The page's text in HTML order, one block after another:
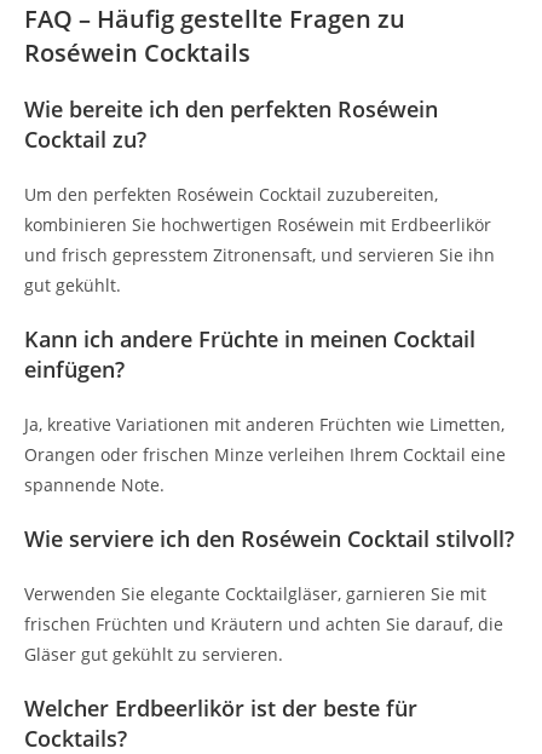
FAQ – Häufig gestellte Fragen zu
Roséwein Cocktails
Wie bereite ich den perfekten Roséwein
Cocktail zu?
Um den perfekten Roséwein Cocktail zuzubereiten,
kombinieren Sie hochwertigen Roséwein mit Erdbeerlikör
und frisch gepresstem Zitronensaft, und servieren Sie ihn
gut gekühlt.
Kann ich andere Früchte in meinen Cocktail
einfügen?
Ja, kreative Variationen mit anderen Früchten wie Limetten,
Orangen oder frischen Minze verleihen Ihrem Cocktail eine
spannende Note.
Wie serviere ich den Roséwein Cocktail stilvoll?
Verwenden Sie elegante Cocktailgläser, garnieren Sie mit
frischen Früchten und Kräutern und achten Sie darauf, die
Gläser gut gekühlt zu servieren.
Welcher Erdbeerlikör ist der beste für
Cocktails?